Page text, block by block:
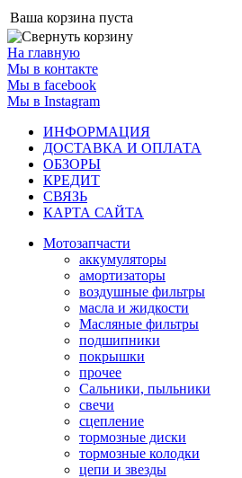
Ваша корзина пуста
На главную
Мы в контакте
Мы в facebook
Мы в Instagram
ИНФОРМАЦИЯ
ДОСТАВКА И ОПЛАТА
ОБЗОРЫ
КРЕДИТ
СВЯЗЬ
КАРТА САЙТА
Мотозапчасти
аккумуляторы
амортизаторы
воздушные фильтры
масла и жидкости
Масляные фильтры
подшипники
покрышки
прочее
Сальники, пыльники
свечи
сцепление
тормозные диски
тормозные колодки
цепи и звезды